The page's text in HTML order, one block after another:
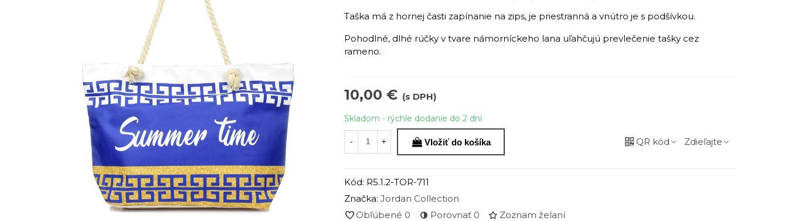
Taška má z hornej časti zapínanie na zips, je priestranná a vnútro je s podšívkou.
Pohodlné, dlhé rúčky v tvare námorníckeho lana uľahčujú prevlečenie tašky cez
rameno.
10,00 € (s DPH)
Skladom - rýchle dodanie do 2 dní
- + Vložiť do košíka QR kód Zdieľajte
Kód: R5.1.2-TOR-711
Značka: Jordan Collection
Obľúbené 0 Porovnať 0 Zoznam želaní